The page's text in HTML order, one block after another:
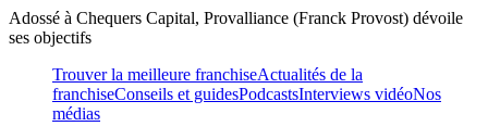
Adossé à Chequers Capital, Provalliance (Franck Provost) dévoile
ses objectifs
Trouver la meilleure franchiseActualités de la
franchiseConseils et guidesPodcastsInterviews vidéoNos
médias